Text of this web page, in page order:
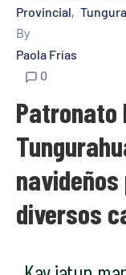
Provincial‚
By
Paola Frías
0
Patronato
navideños
diversos